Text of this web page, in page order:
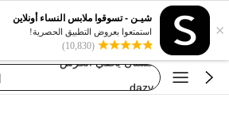
×
شيـن - تسوقوا ملابس النساء أونلاين
استمتعوا بعروض التطبيق الحصرية!
(10,830)
motf
فستان يخفي الكرش